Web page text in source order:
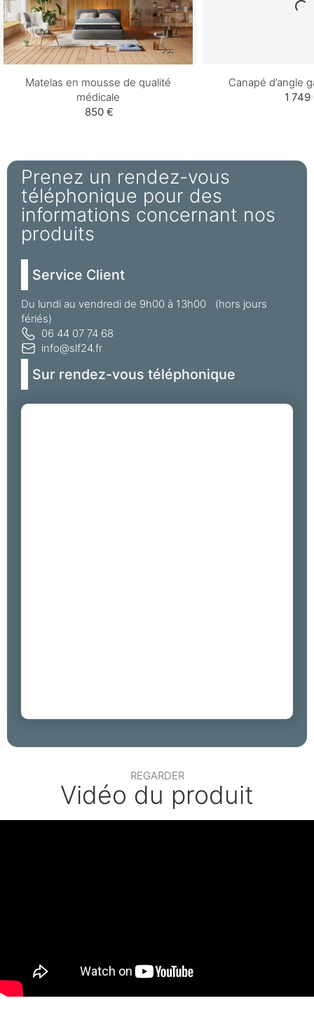
Matelas en mousse de qualité
médicale
850 €
Canapé d’angle
1 749
Prenez un rendez-vous
téléphonique pour des
informations concernant nos
produits
Service Client
Du lundi au vendredi de 9h00 à 13h00 (hors jours
fériés)
06 44 07 74 68
info@slf24.fr
Sur rendez-vous téléphonique
REGARDER
Vidéo du produit